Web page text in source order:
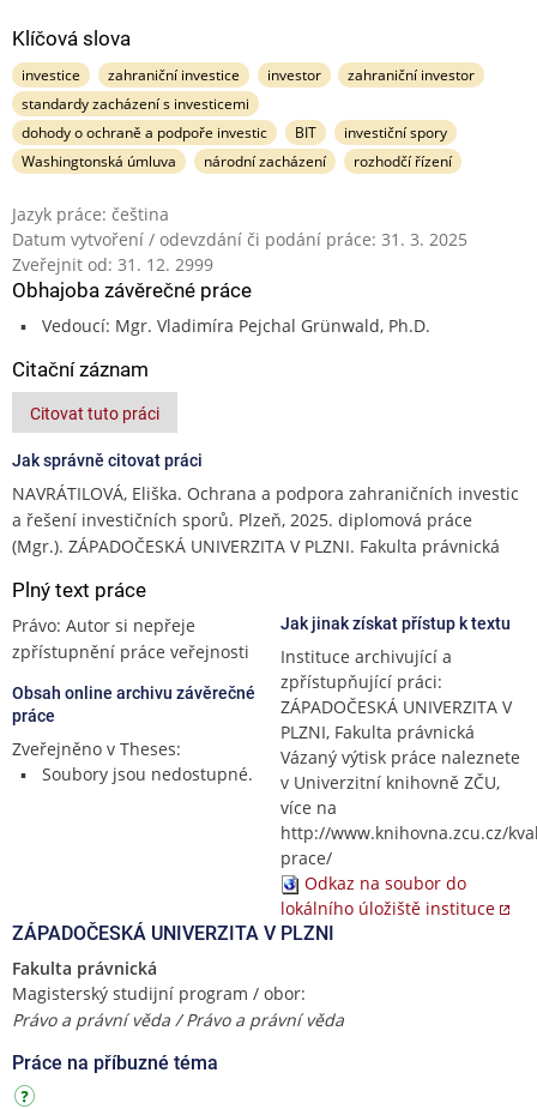
Klíčová slova
investice zahraniční investice investor
zahraniční investor
standardy zacházení s investicemi
dohody o ochraně a podpoře investic
BIT
investiční spory
Washingtonská úmluva
národní zacházení rozhodčí řízení
Jazyk práce: čeština
Datum vytvoření / odevzdání či podání práce: 31. 3. 2025
Zveřejnit od: 31. 12. 2999
Obhajoba závěrečné práce
Vedoucí: Mgr. Vladimíra Pejchal Grünwald, Ph.D.
Citační záznam
Citovat tuto práci
Jak správně citovat práci
NAVRÁTILOVÁ, Eliška. Ochrana a podpora zahraničních investic
a řešení investičních sporů. Plzeň, 2025. diplomová práce
(Mgr.). ZÁPADOČESKÁ UNIVERZITA V PLZNI. Fakulta právnická
Plný text práce
Právo: Autor si nepřeje
zpřístupnění práce veřejnosti
Obsah online archivu závěrečné
práce
Zveřejněno v Theses:
Soubory jsou nedostupné.
Jak jinak získat přístup k textu
Instituce archivující a
zpřístupňující práci:
ZÁPADOČESKÁ UNIVERZITA V
PLZNI, Fakulta právnická
Vázaný výtisk práce naleznete
v Univerzitní knihovně ZČU,
více na
http://www.knihovna.zcu.cz/
prace/
Odkaz na soubor do
lokálního úložiště instituce
ZÁPADOČESKÁ UNIVERZITA V PLZNI
Fakulta právnická
Magisterský studijní program / obor:
Právo a právní věda / Právo a právní věda
Práce na příbuzné téma